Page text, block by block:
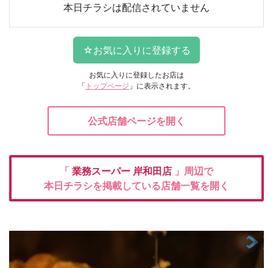
本日チラシは配信されていません
お気に入りに登録したお店は
「 トップページ 」に表示されます。
公式店舗ページを開く
「 業務スーパー 岸和田店 」周辺で
本日チラシを掲載している店舗一覧を開く